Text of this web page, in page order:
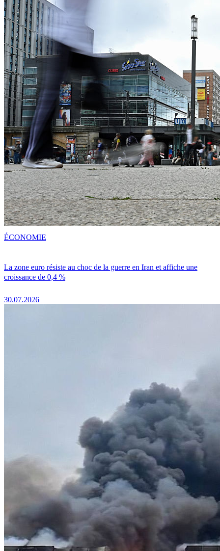
La zone euro résiste au choc de la guerre en Iran et affiche une
croissance de 0,4 %
30.07.2026
ÉCONOMIE